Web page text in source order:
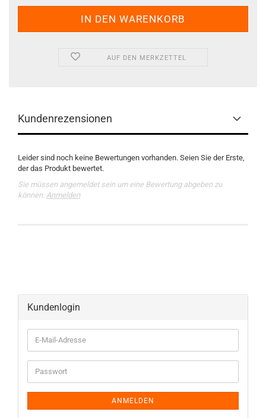
AUF DEN MERKZETTEL
Kundenrezensionen
Leider sind noch keine Bewertungen vorhanden. Seien Sie der Erste,
der das Produkt bewertet.
Sie müssen angemeldet sein um eine Bewertung abgeben zu
können. Anmelden
Kundenlogin
ANMELDEN